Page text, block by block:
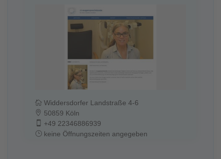
Widdersdorfer Landstraße 4-6
50859 Köln
+49 22346886939
keine Öffnungszeiten angegeben